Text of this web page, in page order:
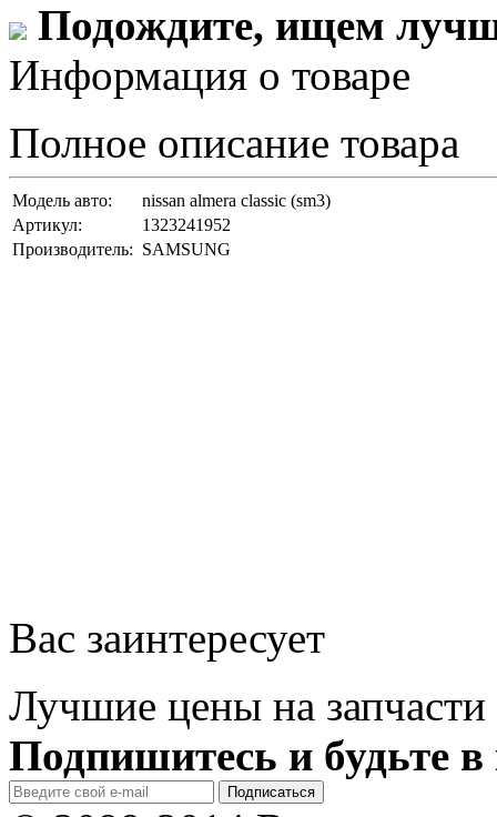
Подождите, ищем
Информация о товаре
Полное описание товара
Модель авто:
nissan almera classic (sm3)
Артикул:
1323241952
Производитель: SAMSUNG
Вас заинтересует
Лучшие цены на запчасти
Подпишитесь и будьте в